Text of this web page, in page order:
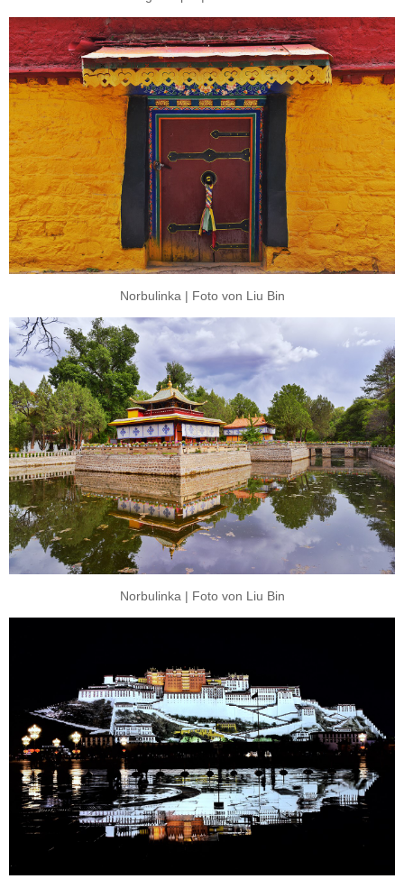
Norbulinka | Foto von Liu Bin
Norbulinka | Foto von Liu Bin